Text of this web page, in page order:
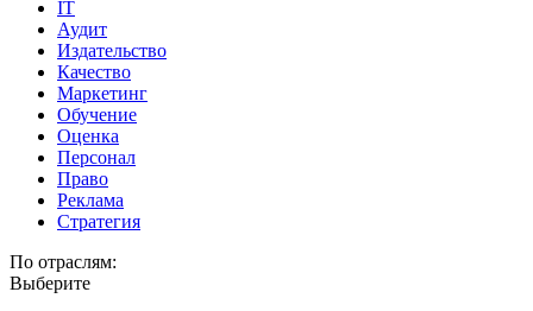
IT
Аудит
Издательство
Качество
Маркетинг
Обучение
Оценка
Персонал
Право
Реклама
Стратегия
По отраслям:
Выберите